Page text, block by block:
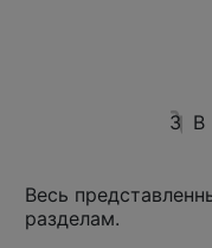
3 В
Весь
разделам.